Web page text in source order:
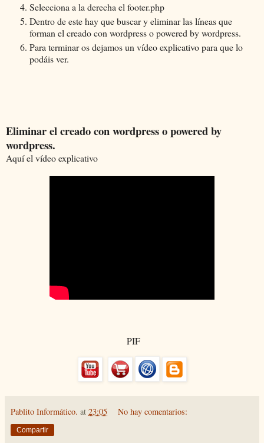
Selecciona a la derecha el footer.php
Dentro de este hay que buscar y eliminar las líneas que
forman el creado con wordpress o powered by wordpress.
Para terminar os dejamos un vídeo explicativo para que lo
podáis ver.
Eliminar el creado con wordpress o powered by
wordpress.
Aquí el vídeo explicativo
PIF
Pablito Informático. at 23:05 No hay comentarios:
Compartir